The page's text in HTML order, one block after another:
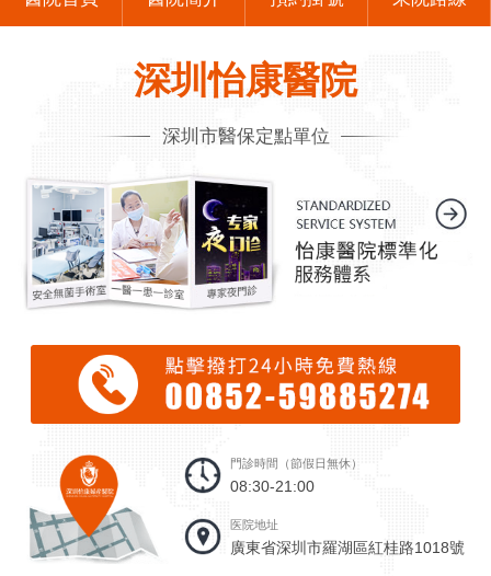
深圳怡康醫院
深圳市醫保定點單位
門診時間（節假日無休）
08:30-21:00
医院地址
廣東省深圳市羅湖區紅桂路1018號